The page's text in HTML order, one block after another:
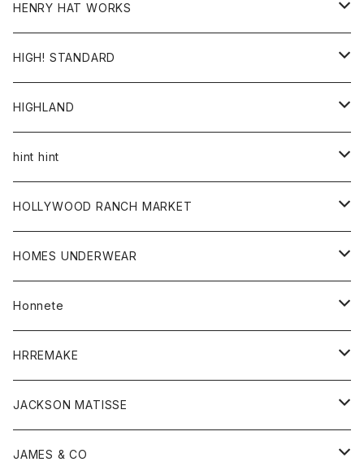
HENRY HAT WORKS
帽子
HIGH! STANDARD
アウター
ジャケット
トップス
シャツ
カーディガン
ボトム
グッズ
帽子
HIGHLAND
帽子
hint hint
ストール
HOLLYWOOD RANCH MARKET
アウター
カーディガン
コート
アクセサリー
ウォレット
ストール
キッズ
Tシャツ
グッズ
アンダーウェア
トップス
HOMES UNDERWEAR
アウター
カーディガン
コート
キッズ
Tシャツ
ロンパース
グッズ
靴
トップス
Honnete
ブラウス
ワンピース
HRREMAKE
バック
キッズ
JACKSON MATISSE
Tシャツ
JAMES & CO